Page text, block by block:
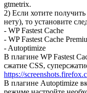
gtmetrix.
2) Если хотите
нету), то установите
- WP Fastest Cache
- WP Fastest Cache
- Autoptimize
В плагине WP Fastest
сжатие CSS,
https://
В плагине Autoptimizе